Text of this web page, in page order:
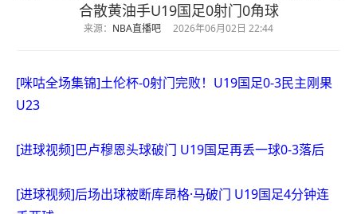
合散黄油手U19国足0射门0角球
来源： NBA直播吧 2026年06月02日 22:44
[咪咕全场集锦]土伦杯-0射门完败！U19国足0-3民主刚果
U23
[进球视频]巴卢穆恩头球破门 U19国足再丢一球0-3落后
[进球视频]后场出球被断库昂格·马破门 U19国足4分钟连